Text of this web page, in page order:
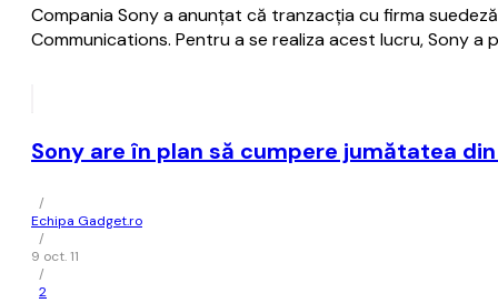
Compania Sony a anunţat că tranzacţia cu firma
Communications. Pentru a se realiza acest lucru, Sony
Sony are în plan să cumpere jumătatea
/
Echipa Gadget.ro
/
9 oct. 11
/
2